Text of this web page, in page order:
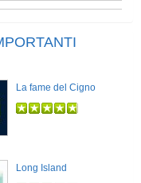
La fame del Cigno
Long Island